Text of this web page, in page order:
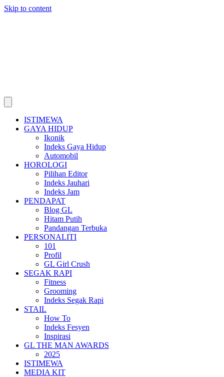
Skip to content
ISTIMEWA
GAYA HIDUP
Ikonik
Indeks Gaya Hidup
Automobil
HOROLOGI
Pilihan Editor
Indeks Jauhari
Indeks Jam
PENDAPAT
Blog GL
Hitam Putih
Pandangan Terbuka
PERSONALITI
101
Profil
GL Girl Crush
SEGAK RAPI
Fitness
Grooming
Indeks Segak Rapi
STAIL
How To
Indeks Fesyen
Inspirasi
GL THE MAN AWARDS
2025
ISTIMEWA
MEDIA KIT